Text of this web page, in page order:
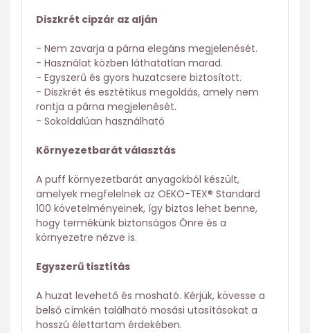
Diszkrét cipzár az alján
- Nem zavarja a párna elegáns megjelenését.
- Használat közben láthatatlan marad.
- Egyszerű és gyors huzatcsere biztosított.
- Diszkrét és esztétikus megoldás, amely nem
rontja a párna megjelenését.
- Sokoldalúan használható
Környezetbarát választás
A puff környezetbarát anyagokból készült,
amelyek megfelelnek az OEKO-TEX® Standard
100 követelményeinek, így biztos lehet benne,
hogy termékünk biztonságos Önre és a
környezetre nézve is.
Egyszerű tisztítás
A huzat levehető és mosható. Kérjük, kövesse a
belső címkén található mosási utasításokat a
hosszú élettartam érdekében.